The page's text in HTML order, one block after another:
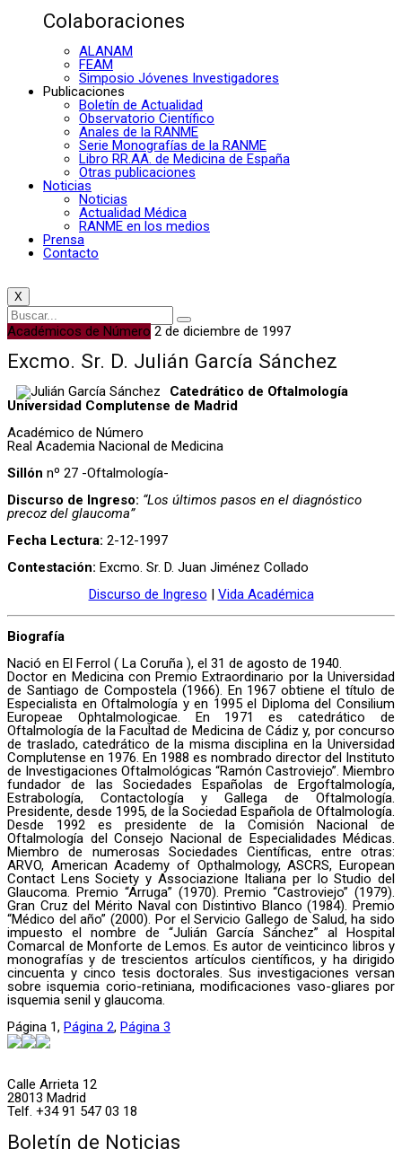
Colaboraciones
ALANAM
FEAM
Simposio Jóvenes Investigadores
Publicaciones
Boletín de Actualidad
Observatorio Científico
Anales de la RANME
Serie Monografías de la RANME
Libro RR.AA. de Medicina de España
Otras publicaciones
Noticias
Noticias
Actualidad Médica
RANME en los medios
Prensa
Contacto
X
Académicos de Número 2 de diciembre de 1997
Excmo. Sr. D. Julián García Sánchez
Catedrático de Oftalmología
Universidad Complutense de Madrid
Académico de Número
Real Academia Nacional de Medicina
Sillón nº 27 -Oftalmología-
Discurso de Ingreso: “Los últimos pasos en el diagnóstico
precoz del glaucoma”
Fecha Lectura: 2-12-1997
Contestación: Excmo. Sr. D. Juan Jiménez Collado
Discurso de Ingreso | Vida Académica
Biografía
Nació en El Ferrol ( La Coruña ), el 31 de agosto de 1940.
Doctor en Medicina con Premio Extraordinario por la Universidad
de Santiago de Compostela (1966). En 1967 obtiene el título de
Especialista en Oftalmología y en 1995 el Diploma del Consilium
Europeae Ophtalmologicae. En 1971 es catedrático de
Oftalmología de la Facultad de Medicina de Cádiz y, por concurso
de traslado, catedrático de la misma disciplina en la Universidad
Complutense en 1976. En 1988 es nombrado director del Instituto
de Investigaciones Oftalmológicas “Ramón Castroviejo”. Miembro
fundador de las Sociedades Españolas de Ergoftalmología,
Estrabología, Contactología y Gallega de Oftalmología.
Presidente, desde 1995, de la Sociedad Española de Oftalmología.
Desde 1992 es presidente de la Comisión Nacional de
Oftalmología del Consejo Nacional de Especialidades Médicas.
Miembro de numerosas Sociedades Científicas, entre otras:
ARVO, American Academy of Opthalmology, ASCRS, European
Contact Lens Society y Associazione Italiana per lo Studio del
Glaucoma. Premio “Arruga” (1970). Premio “Castroviejo” (1979).
Gran Cruz del Mérito Naval con Distintivo Blanco (1984). Premio
“Médico del año” (2000). Por el Servicio Gallego de Salud, ha sido
impuesto el nombre de “Julián García Sánchez” al Hospital
Comarcal de Monforte de Lemos. Es autor de veinticinco libros y
monografías y de trescientos artículos científicos, y ha dirigido
cincuenta y cinco tesis doctorales. Sus investigaciones versan
sobre isquemia corio-retiniana, modificaciones vaso-gliares por
isquemia senil y glaucoma.
Página 1, Página 2, Página 3
Calle Arrieta 12
28013 Madrid
Telf. +34 91 547 03 18
Boletín de Noticias